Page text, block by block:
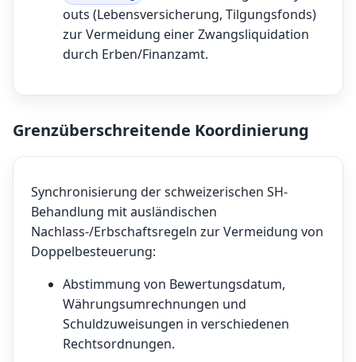
outs (Lebensversicherung, Tilgungsfonds)
zur Vermeidung einer Zwangsliquidation
durch Erben/Finanzamt.
Grenzüberschreitende Koordinierung
Synchronisierung der schweizerischen SH-
Behandlung mit ausländischen
Nachlass-/Erbschaftsregeln zur Vermeidung von
Doppelbesteuerung:
Abstimmung von Bewertungsdatum,
Währungsumrechnungen und
Schuldzuweisungen in verschiedenen
Rechtsordnungen.